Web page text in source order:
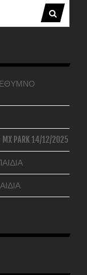
PARK 14/12/2025